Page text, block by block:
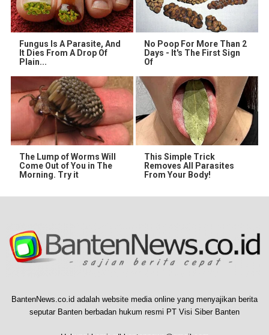
Fungus Is A Parasite, And
It Dies From A Drop Of
Plain...
No Poop For More Than 2
Days - It's The First Sign
Of
The Lump of Worms Will
Come Out of You in The
Morning. Try it
This Simple Trick
Removes All Parasites
From Your Body!
BantenNews.co.id adalah website media online yang menyajikan berita
seputar Banten berbadan hukum resmi PT Visi Siber Banten